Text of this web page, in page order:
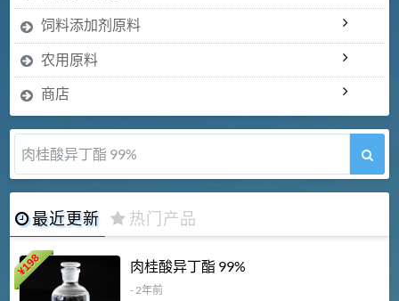
饲料添加剂原料
农用原料
商店
肉桂醛 99%
最近更新 热门产品
¥
198 肉桂酸异丁酯 99%
- 2年前